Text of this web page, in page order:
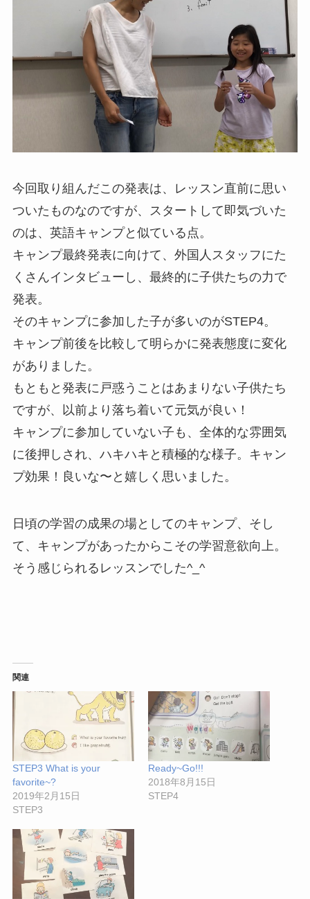
今回取り組んだこの発表は、レッスン直前に思い
ついたものなのですが、スタートして即気づいた
のは、英語キャンプと似ている点。
キャンプ最終発表に向けて、外国人スタッフにた
くさんインタビューし、最終的に子供たちの力で
発表。
そのキャンプに参加した子が多いのがSTEP4。
キャンプ前後を比較して明らかに発表態度に変化
がありました。
もともと発表に戸惑うことはあまりない子供たち
ですが、以前より落ち着いて元気が良い！
キャンプに参加していない子も、全体的な雰囲気
に後押しされ、ハキハキと積極的な様子。キャン
プ効果！良いな〜と嬉しく思いました。
日頃の学習の成果の場としてのキャンプ、そし
て、キャンプがあったからこその学習意欲向上。
そう感じられるレッスンでした^_^
関連
STEP3 What is your
favorite~?
2019年2月15日
STEP3
Ready~Go!!!
2018年8月15日
STEP4